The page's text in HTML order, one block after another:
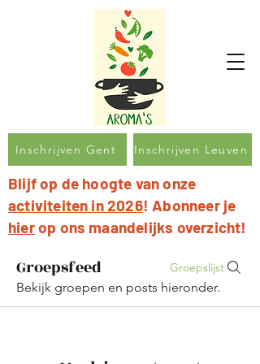
Inschrijven Gent Inschrijven Leuven
Blijf op de hoogte van onze
activiteiten in 2026! Abonneer je
hierop ons maandelijks overzicht!
Groepsfeed Groepslijst
Bekijk groepen en posts hieronder.